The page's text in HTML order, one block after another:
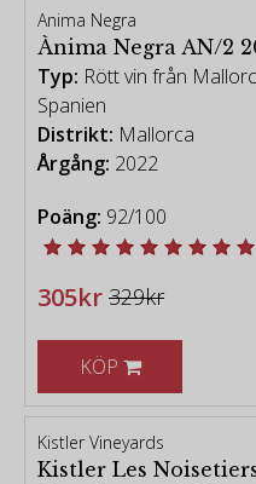
Anima Negra
Ànima Negra AN/2
Typ: Rött vin från
Spanien
Distrikt: Mallorca
Årgång: 2022
Poäng: 92/100
305kr 329kr
KÖP
Kistler Vineyards
Kistler Les